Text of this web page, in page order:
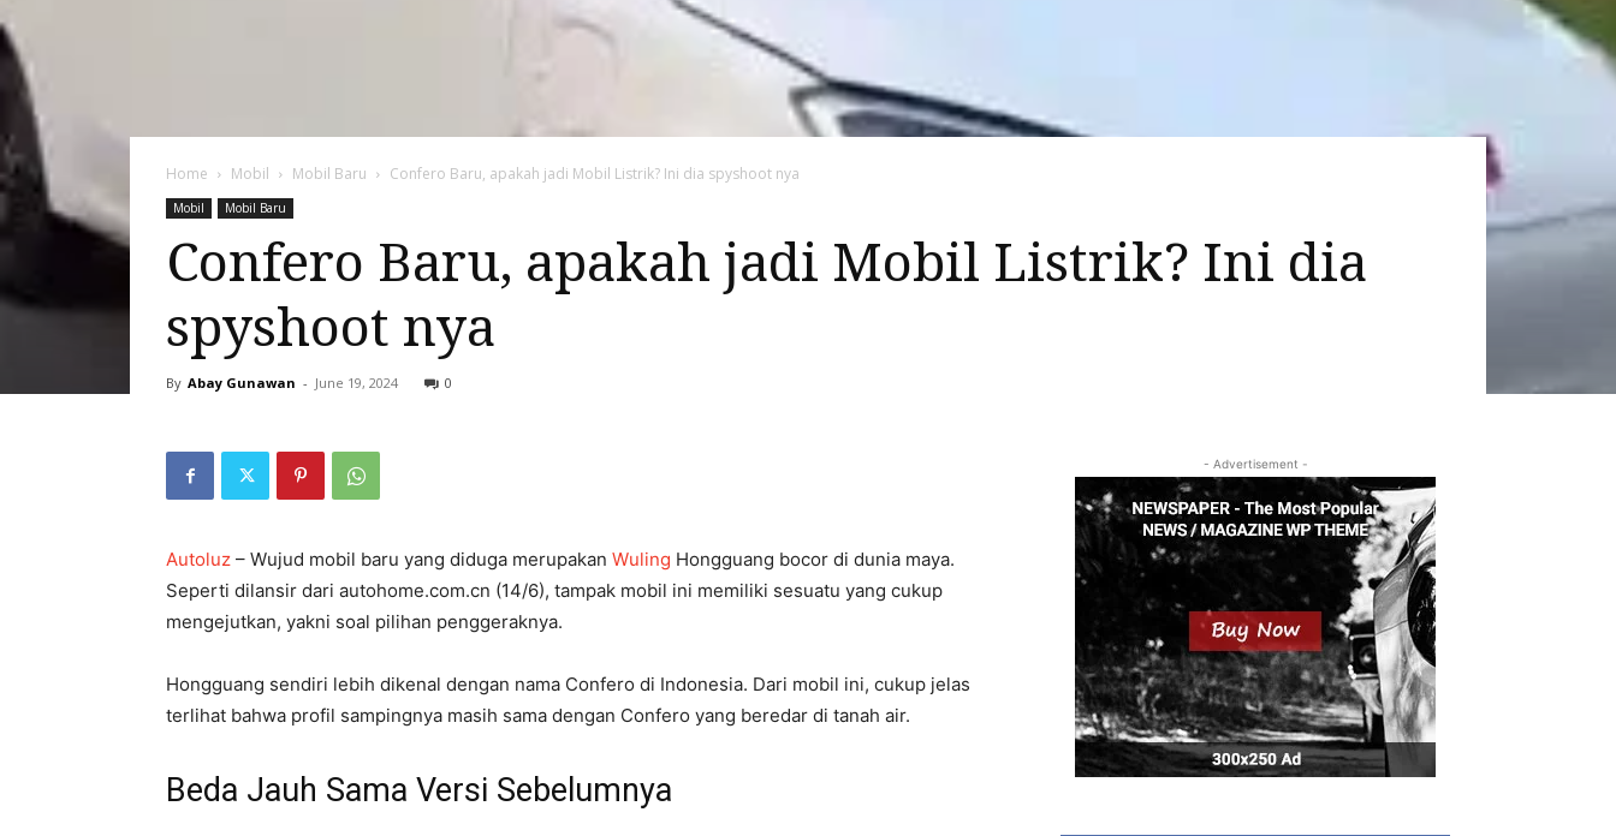
Home Mobil Mobil Baru Confero Baru, apakah jadi Mobil Listrik? Ini dia spyshoot nya
Mobil Mobil Baru
Confero Baru, apakah jadi Mobil Listrik? Ini dia
spyshoot nya
By Abay Gunawan - June 19, 2024 0
Autoluz – Wujud mobil baru yang diduga merupakan Wuling Hongguang bocor di dunia maya.
Seperti dilansir dari autohome.com.cn (14/6), tampak mobil ini memiliki sesuatu yang cukup
mengejutkan, yakni soal pilihan penggeraknya.
Hongguang sendiri lebih dikenal dengan nama Confero di Indonesia. Dari mobil ini, cukup jelas
terlihat bahwa profil sampingnya masih sama dengan Confero yang beredar di tanah air.
Beda Jauh Sama Versi Sebelumnya
- Advertisement -